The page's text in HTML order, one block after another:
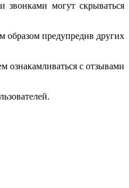
могут скрываться
образом предупредив других
ознакамливаться с отзывами